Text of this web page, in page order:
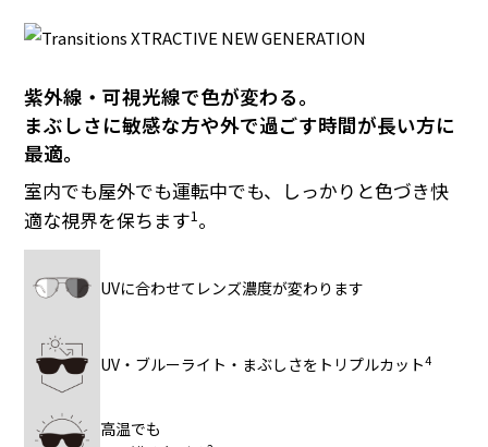
紫外線・可視光線で色が変わる。
まぶしさに敏感な方や外で過ごす時間が長い方に
最適。
室内でも屋外でも運転中でも、しっかりと色づき快
適な視界を保ちます1。
UVに合わせてレンズ濃度が変わります
UV・ブルーライト・まぶしさをトリプルカット4
高温でも